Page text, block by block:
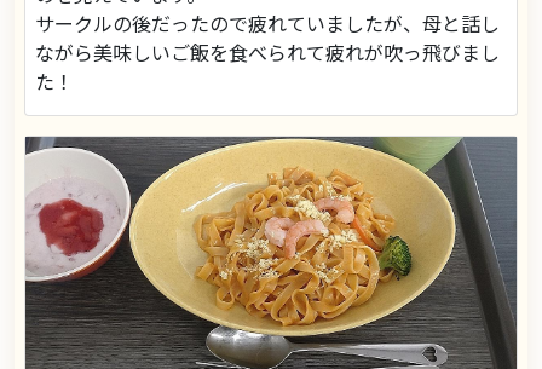
サークルの後だったので疲れていましたが、母と話し
ながら美味しいご飯を食べられて疲れが吹っ飛びまし
た！